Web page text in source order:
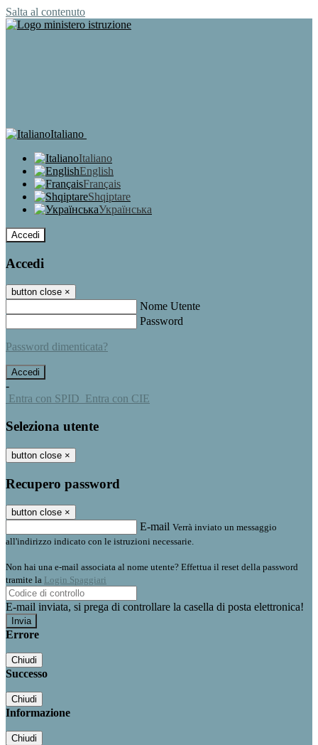
Salta al contenuto
Italiano
Italiano
English
Français
Shqiptare
Українська
Accedi
Accedi
button close ×
Nome Utente
Password
Password dimenticata?
-
Entra con SPID Entra con CIE
Seleziona utente
button close ×
Recupero password
button close ×
E-mail Verrà inviato un messaggio
all'indirizzo indicato con le istruzioni necessarie.
Non hai una e-mail associata al nome utente? Effettua il reset della password
tramite la Login Spaggiari
E-mail inviata, si prega di controllare la casella di posta elettronica!
Errore
Chiudi
Successo
Chiudi
Informazione
Chiudi